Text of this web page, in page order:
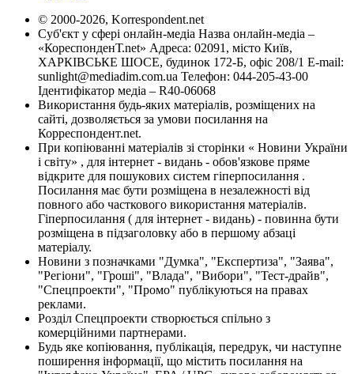
© 2000-2026, Korrespondent.net
Суб'єкт у сфері онлайн-медіа Назва онлайн-медіа –
«КореспонденТ.net» Адреса: 02091, місто Київ,
ХАРКІВСЬКЕ ШОСЕ, будинок 172-Б, офіс 208/1 E-mail:
sunlight@mediadim.com.ua Телефон: 044-205-43-00
Ідентифікатор медіа – R40-06068
Використання будь-яких матеріалів, розміщених на
сайті, дозволяється за умови посилання на
Корреспондент.net.
При копіюванні матеріалів зі сторінки « Новини України
і світу» , для інтернет - видань - обов'язкове пряме
відкрите для пошукових систем гіперпосилання .
Посилання має бути розміщена в незалежності від
повного або часткового використання матеріалів.
Гіперпосилання ( для інтернет - видань) - повинна бути
розміщена в підзаголовку або в першому абзаці
матеріалу.
Новини з позначками "Думка", "Експертиза", "Заява",
"Регіони", "Гроші", "Влада", "Вибори", "Тест-драйв",
"Спецпроекти", "Промо" публікуються на правах
реклами.
Розділ Спецпроекти створюється спільно з
комерційними партнерами.
Будь яке копіювання, публікація, передрук, чи наступне
поширення інформації, що містить посилання на